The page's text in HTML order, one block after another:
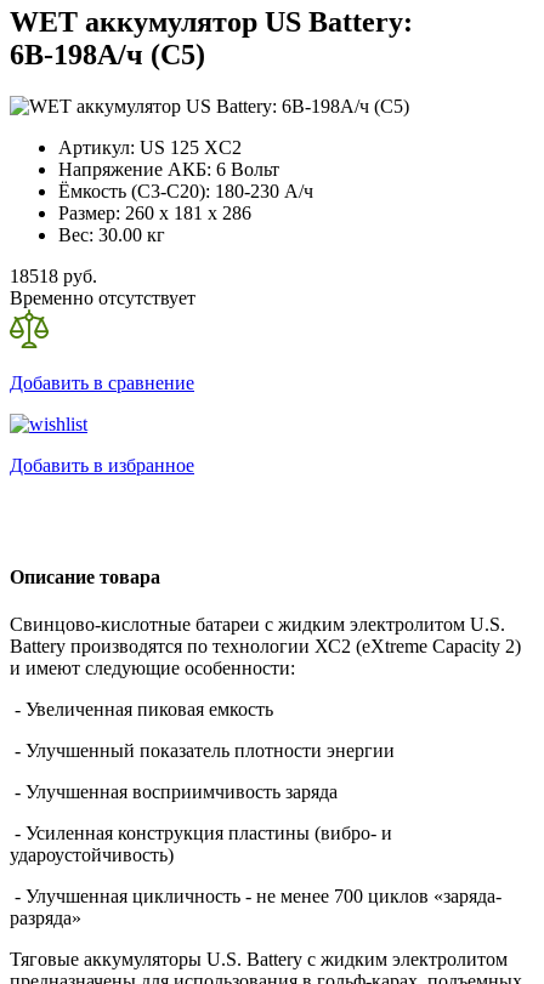
WET аккумулятор US Battery:
6В-198А/ч (С5)
Артикул: US 125 XC2
Напряжение АКБ: 6 Вольт
Ёмкость (С3-С20): 180-230 А/ч
Размер: 260 x 181 x 286
Вес: 30.00 кг
18518 руб.
Временно отсутствует
Добавить в сравнение
Добавить в избранное
Описание товара
Свинцово-кислотные батареи с жидким электролитом U.S.
Battery производятся по технологии ХС2 (eXtreme Capacity 2)
и имеют следующие особенности:
- Увеличенная пиковая емкость
- Улучшенный показатель плотности энергии
- Улучшенная восприимчивость заряда
- Усиленная конструкция пластины (вибро- и
удароустойчивость)
- Улучшенная цикличность - не менее 700 циклов «заряда-
разряда»
Тяговые аккумуляторы U.S. Battery с жидким электролитом